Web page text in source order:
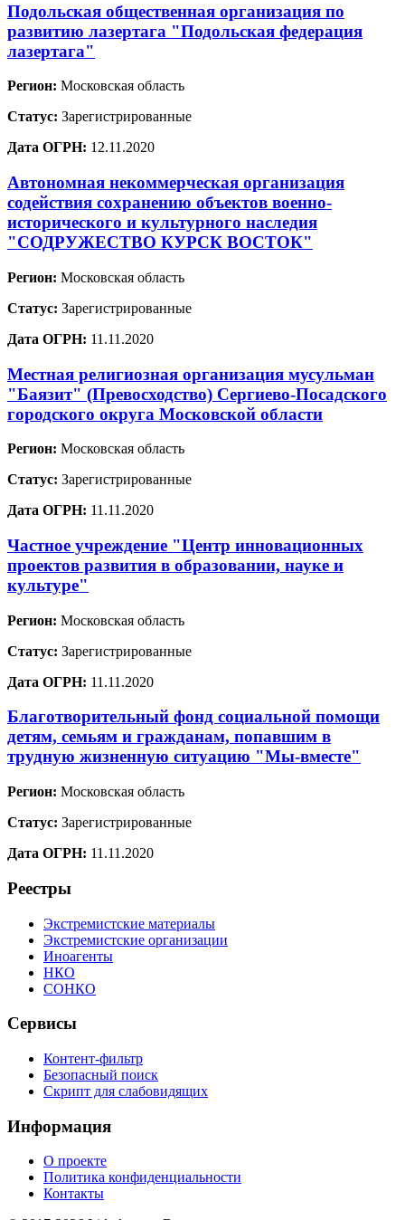
Подольская общественная организация по
развитию лазертага "Подольская федерация
лазертага"
Регион: Московская область
Статус: Зарегистрированные
Дата ОГРН: 12.11.2020
Автономная некоммерческая организация
содействия сохранению объектов военно-
исторического и культурного наследия
"СОДРУЖЕСТВО КУРСК ВОСТОК"
Регион: Московская область
Статус: Зарегистрированные
Дата ОГРН: 11.11.2020
Местная религиозная организация мусульман
"Баязит" (Превосходство) Сергиево-Посадского
городского округа Московской области
Регион: Московская область
Статус: Зарегистрированные
Дата ОГРН: 11.11.2020
Частное учреждение "Центр инновационных
проектов развития в образовании, науке и
культуре"
Регион: Московская область
Статус: Зарегистрированные
Дата ОГРН: 11.11.2020
Благотворительный фонд социальной помощи
детям, семьям и гражданам, попавшим в
трудную жизненную ситуацию "Мы-вместе"
Регион: Московская область
Статус: Зарегистрированные
Дата ОГРН: 11.11.2020
Реестры
Экстремистские материалы
Экстремистские организации
Иноагенты
НКО
СОНКО
Сервисы
Контент-фильтр
Безопасный поиск
Скрипт для слабовидящих
Информация
О проекте
Политика конфиденциальности
Контакты